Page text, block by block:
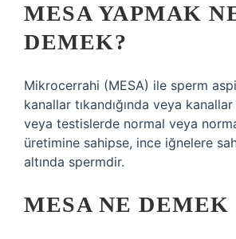
MESA YAPMAK
DEMEK?
Mikrocerrahi (MESA) ile sperm
kanallar tıkandığında veya kanallar
veya testislerde normal veya
üretimine sahipse, ince iğnelere
altında spermdir.
MESA NE DEMEK